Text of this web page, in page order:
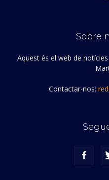
Sobre
Aquest és el web de
Contactar-nos: